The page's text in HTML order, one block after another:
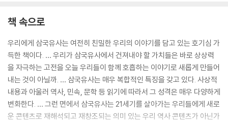
책 속으로
우리에게 삼국유사는 여전히 친밀한 우리의 이야기를 담고 있는 호기심 가
득한 책이다. … 우리가 삼국유사에서 건져내야 할 가치들은 바로 상상력
을 자극하는 고전을 오늘 우리들이 함께 호흡하는 이야기로 새롭게 만들어
내는 것이 아닐까. … 삼국유사는 매우 복합적인 특징을 갖고 있다. 사상적
내용과 아울러 역사, 민속, 문학 등 읽기에 따라서 그 성격은 매우 다양하게
변화한다. … 그런 면에서 삼국유사는 21세기를 살아가는 우리들에게 새로
운 콘텐츠로 재해석되고 재창조되는 의미 있는 우리 역사 콘텐츠가 아닌가